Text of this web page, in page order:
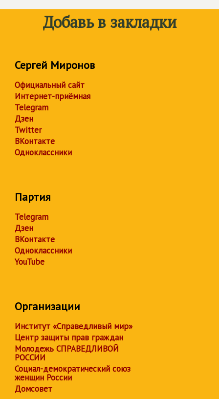
Добавь в закладки
Сергей Миронов
Официальный сайт
Интернет-приёмная
Telegram
Дзен
Twitter
ВКонтакте
Одноклассники
Партия
Telegram
Дзен
ВКонтакте
Одноклассники
YouTube
Организации
Институт «Справедливый мир»
Центр защиты прав граждан
Молодежь СПРАВЕДЛИВОЙ
РОССИИ
Социал-демократический союз
женщин России
Домсовет